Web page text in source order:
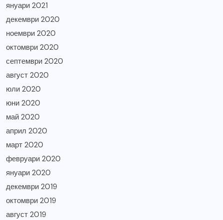
януари 2021
декември 2020
ноември 2020
октомври 2020
септември 2020
август 2020
юли 2020
юни 2020
май 2020
април 2020
март 2020
февруари 2020
януари 2020
декември 2019
октомври 2019
август 2019